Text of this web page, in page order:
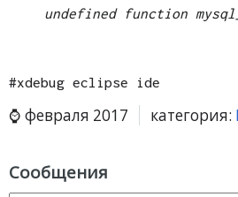
undefined function
#xdebug eclipse ide
февраля 2017 категория:
Сообщения